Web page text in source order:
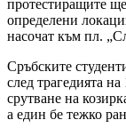
протестиращите
определени
насочат към пл.
Сръбските
след трагедията
срутване на
а един бе тежко